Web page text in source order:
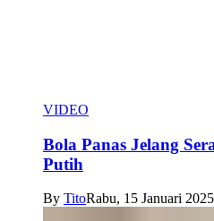
VIDEO
Bola Panas Jelang
Putih
By TitoRabu, 15 Januari